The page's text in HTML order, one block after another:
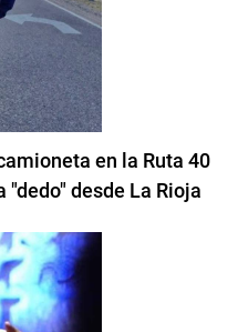
en la Ruta 40
desde La Rioja